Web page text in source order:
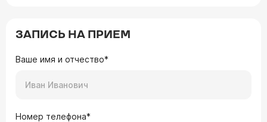
ЗАПИСЬ НА ПРИЕМ
Ваше имя и отчество*
Номер телефона*